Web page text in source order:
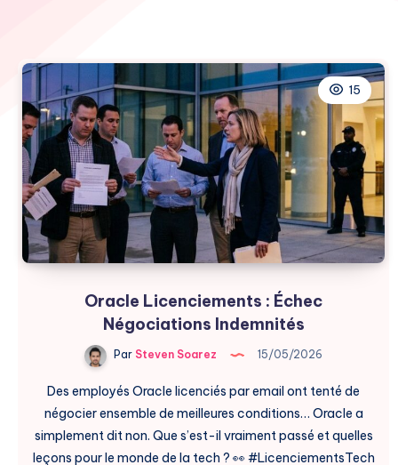
15
Oracle Licenciements : Échec
Négociations Indemnités
Par Steven Soarez 15/05/2026
Des employés Oracle licenciés par email ont tenté de
négocier ensemble de meilleures conditions… Oracle a
simplement dit non. Que s’est-il vraiment passé et quelles
leçons pour le monde de la tech ? 👀 #LicenciementsTech